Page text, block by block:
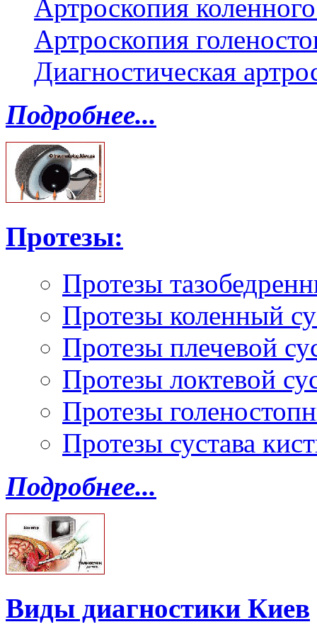
Артроскопия
Артроскопия
Диагностическая
Подробнее...
Протезы:
Протезы
Протезы коленный
Протезы плечевой
Протезы локтевой
Протезы
Протезы сустава
Подробнее...
Виды диагностики Киев